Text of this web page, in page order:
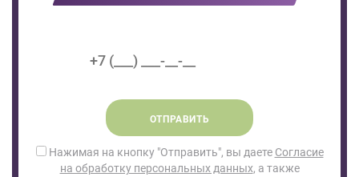
ОТПРАВИТЬ
Нажимая на кнопку "Отправить", вы даете Согласие
на обработку персональных данных, а также